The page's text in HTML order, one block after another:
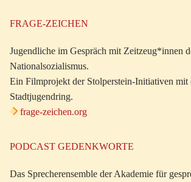
FRAGE-ZEICHEN
Jugendliche im Gespräch mit Zeitzeug*innen
Nationalsozialismus.
Ein Filmprojekt der Stolperstein-Initiativen mit
Stadtjugendring.
frage-zeichen.org
PODCAST GEDENKWORTE
Das Sprecherensemble der Akademie für